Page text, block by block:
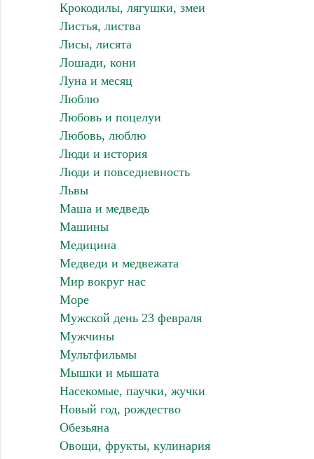
Крокодилы, лягушки, змеи
Листья, листва
Лисы, лисята
Лошади, кони
Луна и месяц
Люблю
Любовь и поцелуи
Любовь, люблю
Люди и история
Люди и повседневность
Львы
Маша и медведь
Машины
Медицина
Медведи и медвежата
Мир вокруг нас
Море
Мужской день 23 февраля
Мужчины
Мультфильмы
Мышки и мышата
Насекомые, паучки, жучки
Новый год, рождество
Обезьяна
Овощи, фрукты, кулинария